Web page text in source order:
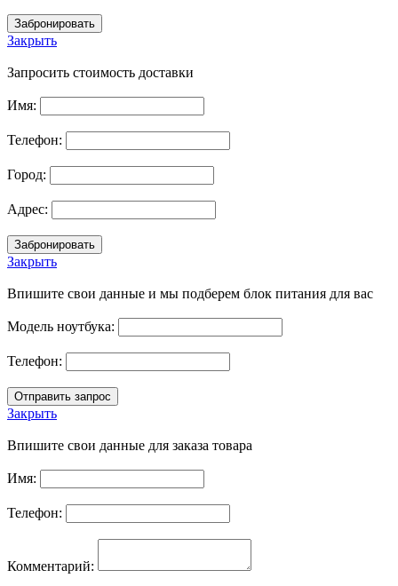
Закрыть
Запросить стоимость доставки
Имя:
Телефон:
Город:
Адрес:
Закрыть
Впишите свои данные и мы подберем блок питания для вас
Модель ноутбука:
Телефон:
Закрыть
Впишите свои данные для заказа товара
Имя:
Телефон:
Комментарий: